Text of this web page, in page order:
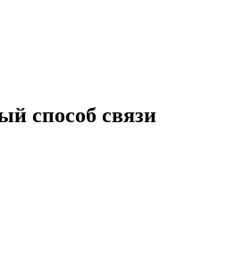
способ связи